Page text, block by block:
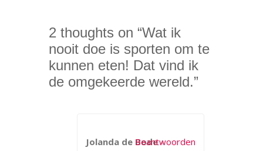
2 thoughts on “Wat ik
nooit doe is sporten om te
kunnen eten! Dat vind ik
de omgekeerde wereld.”
Jolanda de Bode-
Beantwoorden